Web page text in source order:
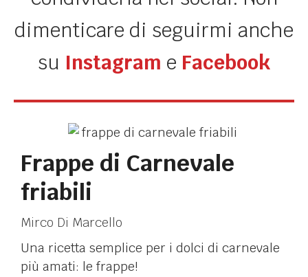
dimenticare di seguirmi anche
su Instagram e Facebook
Frappe di Carnevale
friabili
Mirco Di Marcello
Una ricetta semplice per i dolci di carnevale
più amati: le frappe!